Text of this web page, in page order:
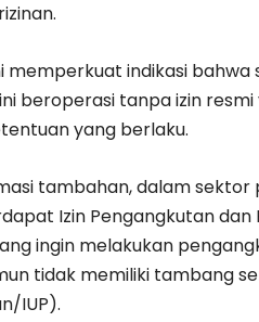
memperkuat indikasi
beroperasi tanpa izin
yang berlaku.
tambahan, dalam
Izin Pengangkutan dan
ingin melakukan
tidak memiliki tambang
IUP).